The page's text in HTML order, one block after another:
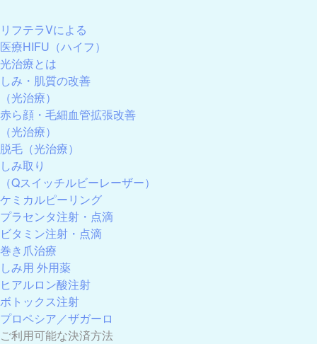
リフテラVによる
医療HIFU（ハイフ）
光治療とは
しみ・肌質の改善
（光治療）
赤ら顔・毛細血管拡張改善
（光治療）
脱毛 （光治療）
しみ取り
（Qスイッチルビーレーザー）
ケミカルピーリング
プラセンタ注射・点滴
ビタミン注射・点滴
巻き爪治療
しみ用 外用薬
ヒアルロン酸注射
ボトックス注射
プロペシア／ザガーロ
ご利用可能な決済方法